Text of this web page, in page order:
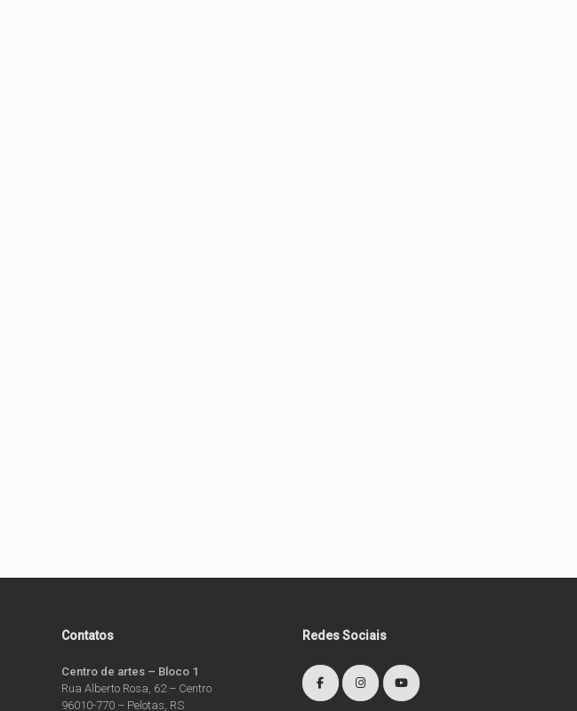
Contatos
Centro de artes – Bloco 1
Rua Alberto Rosa, 62 – Centro
96010-770 – Pelotas, RS
Redes Sociais